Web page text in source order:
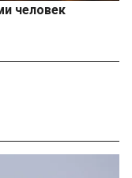
человек